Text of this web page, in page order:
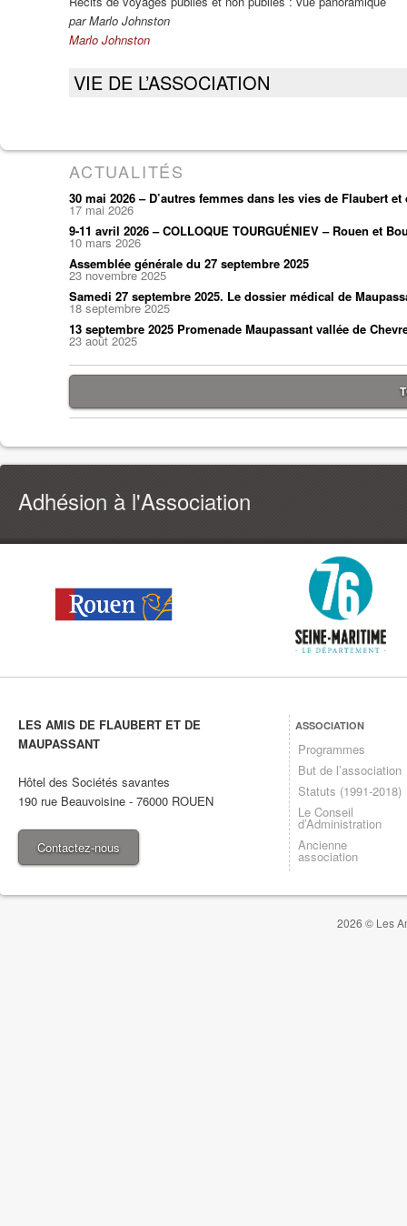
par Marlo Johnston
Marlo Johnston
VIE DE L’ASSOCIATION
ACTUALITÉS
30 mai 2026 – D’autres femmes dans les vies de Flaubert et
17 mai 2026
9-11 avril 2026 – COLLOQUE TOURGUÉNIEV – Rouen et
10 mars 2026
Assemblée générale du 27 septembre 2025
23 novembre 2025
Samedi 27 septembre 2025. Le dossier médical de
18 septembre 2025
13 septembre 2025 Promenade Maupassant vallée de
23 août 2025
Adhésion à l'Association
LES AMIS DE FLAUBERT ET DE
MAUPASSANT
Hôtel des Sociétés savantes
190 rue Beauvoisine - 76000 ROUEN
Contactez-nous
ASSOCIATION
Programmes
But de l’association
Statuts (1991-2018)
Le Conseil
d’Administration
Ancienne
association
2026 © Les